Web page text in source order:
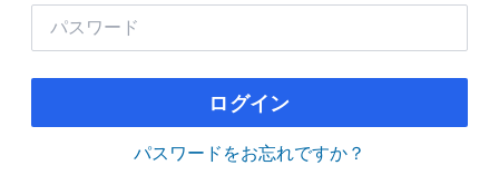
ログイン
パスワードをお忘れですか？